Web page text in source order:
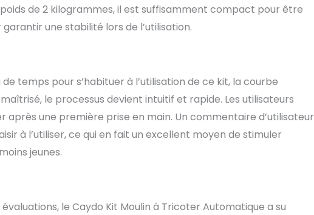
à l'aide d'une machine. Ne vous inquiétez pas de la courbe
Si vous avez des problèmes lors de l'utilisation, vous pouvez
résoudre le problème Le cadeau parfait au crochet: C'est le
et connectez - vous avec votre famille ou vos amis pour
plus facile et plus amusant. En tant que kit de démarrage
pour les débutants et un kit de finition de fil pratique
de tricot au crochet, ce produit sera le meilleur cadeau
cadeau d'anniversaire et cadeau de Saint - Valentin pour vos
famille qui aiment le tricot au crochet ou qui sont intéressés
au crochet
poids de 2 kilogrammes, il est suffisamment compact pour être
une stabilité lors de l’utilisation.
temps pour s’habituer à l’utilisation de ce kit, la courbe
le processus devient intuitif et rapide. Les utilisateurs
une première prise en main. Un commentaire d’utilisateur
à l’utiliser, ce qui en fait un excellent moyen de stimuler
jeunes.
le Caydo Kit Moulin à Tricoter Automatique a su